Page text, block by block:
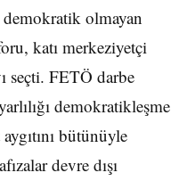
olmayan
katı merkeziyetçi
seçti. FETÖ darbe
demokratikleşme
bütünüyle
devre dışı